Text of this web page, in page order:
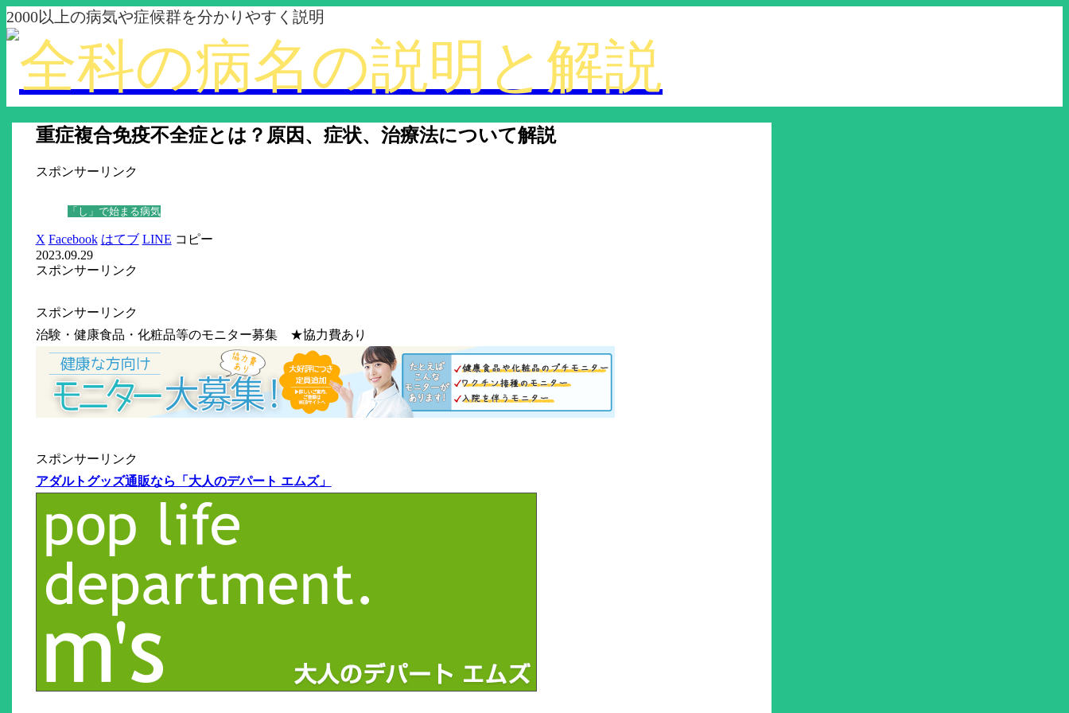
2000以上の病気や症候群を分かりやすく説明
重症複合免疫不全症とは？原因、症状、治療法について解説
スポンサーリンク
「し」で始まる病気
X Facebook はてブ LINE コピー
2023.09.29
スポンサーリンク
スポンサーリンク
治験・健康食品・化粧品等のモニター募集 ★協力費あり
スポンサーリンク
アダルトグッズ通販なら「大人のデパート エムズ」